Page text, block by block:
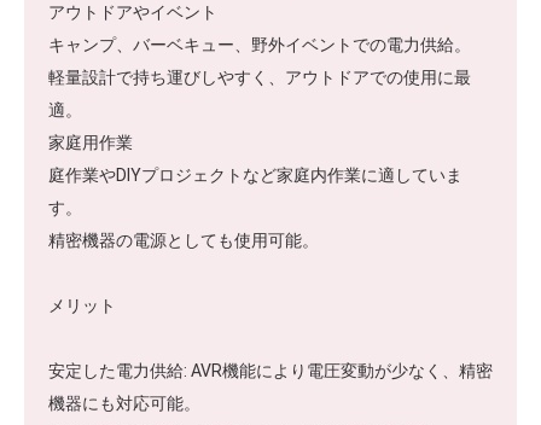
アウトドアやイベント
キャンプ、バーベキュー、野外イベントでの電力供給。
軽量設計で持ち運びしやすく、アウトドアでの使用に最
適。
家庭用作業
庭作業やDIYプロジェクトなど家庭内作業に適していま
す。
精密機器の電源としても使用可能。
メリット
安定した電力供給: AVR機能により電圧変動が少なく、精密
機器にも対応可能。